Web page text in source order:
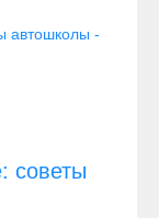
советы